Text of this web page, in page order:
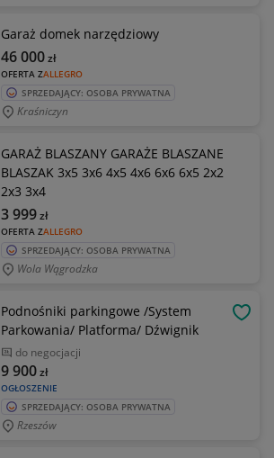
Garaż domek narzędziowy
OFERTA ZALLEGRO
46 000zł
SPRZEDAJĄCY: OSOBA PRYWATNA
Kraśniczyn
GARAŻ BLASZANY GARAŻE BLASZANE
BLASZAK 3x5 3x6 4x5 4x6 6x6 6x5 2x2
2x3 3x4
OFERTA ZALLEGRO
3 999zł
SPRZEDAJĄCY: OSOBA PRYWATNA
Wola Wągrodzka
Podnośniki parkingowe /System
Parkowania/ Platforma/ Dźwignik
do negocjacji
OGŁOSZENIE
9 900zł
SPRZEDAJĄCY: OSOBA PRYWATNA
Rzeszów